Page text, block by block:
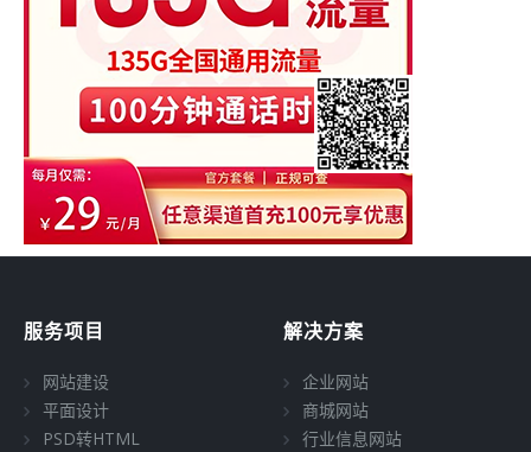
服务项目
网站建设
平面设计
PSD转HTML
解决方案
企业网站
商城网站
行业信息网站